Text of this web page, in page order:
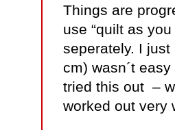
Things are
use “quilt as
seperately. I
cm) wasn´t
tried this out –
worked out very